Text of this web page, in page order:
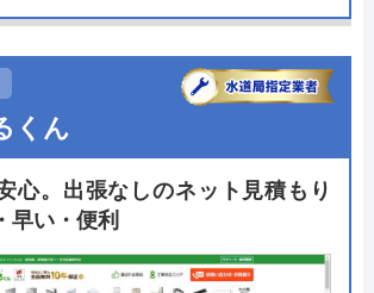
ざまな資格を保有し、数々の現場を
のトイレリフォームが可能です。
ム以外にも住宅設備のあらゆる工事
年の創業から工事を行ってきた豊富な
格以上に満足したリフォームとなる
対応することで工事完了までスムー
くん
心。出張なしのネット見積もり
早い・便利